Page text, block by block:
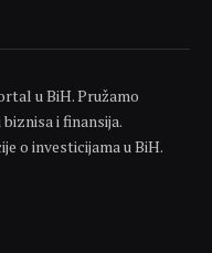
u BiH. Pružamo
i finansija.
o investicijama u BiH.